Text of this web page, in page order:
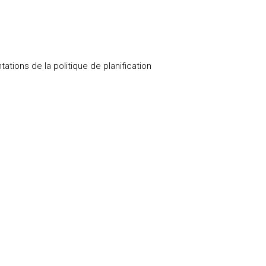
de la politique de planification